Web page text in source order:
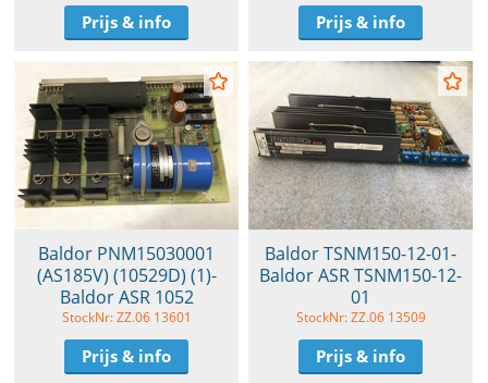
Prijs & info Prijs & info
Baldor PNM15030001
(AS185V) (10529D) (1)-
Baldor ASR 1052
StockNr: ZZ.06 13601
Prijs & info
Baldor TSNM150-12-01-
Baldor ASR TSNM150-12-
01
StockNr: ZZ.06 13509
Prijs & info